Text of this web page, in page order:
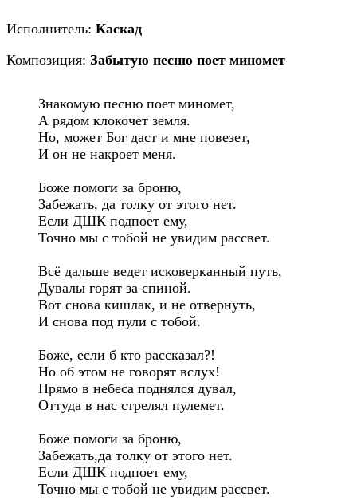
Исполнитель: Каскад
Композиция: Забытую песню поет миномет
Знакомую песню поет миномет,
А рядом клокочет земля.
Но, может Бог даст и мне повезет,
И он не накроет меня.
Боже помоги за броню,
Забежать, да толку от этого нет.
Если ДШК подпоет ему,
Точно мы с тобой не увидим рассвет.
Всё дальше ведет исковерканный путь,
Дувалы горят за спиной.
Вот снова кишлак, и не отвернуть,
И снова под пули с тобой.
Боже, если б кто рассказал?!
Но об этом не говорят вслух!
Прямо в небеса поднялся дувал,
Оттуда в нас стрелял пулемет.
Боже помоги за броню,
Забежать,да толку от этого нет.
Если ДШК подпоет ему,
Точно мы с тобой не увидим рассвет.